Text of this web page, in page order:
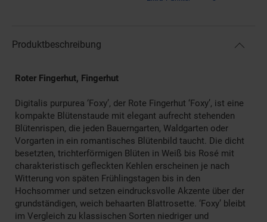
Produktbeschreibung
Roter Fingerhut, Fingerhut
Digitalis purpurea ‘Foxy’, der Rote Fingerhut ‘Foxy’, ist eine
kompakte Blütenstaude mit elegant aufrecht stehenden
Blütenrispen, die jeden Bauerngarten, Waldgarten oder
Vorgarten in ein romantisches Blütenbild taucht. Die dicht
besetzten, trichterförmigen Blüten in Weiß bis Rosé mit
charakteristisch gefleckten Kehlen erscheinen je nach
Witterung von späten Frühlingstagen bis in den
Hochsommer und setzen eindrucksvolle Akzente über der
grundständigen, weich behaarten Blattrosette. ‘Foxy’ bleibt
im Vergleich zu klassischen Sorten niedriger und